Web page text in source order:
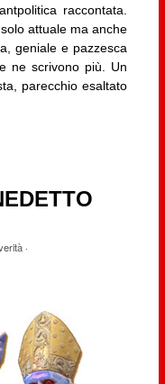
raccontata.
attuale ma anche
geniale e pazzesca
ne scrivono più. Un
parecchio esaltato
·